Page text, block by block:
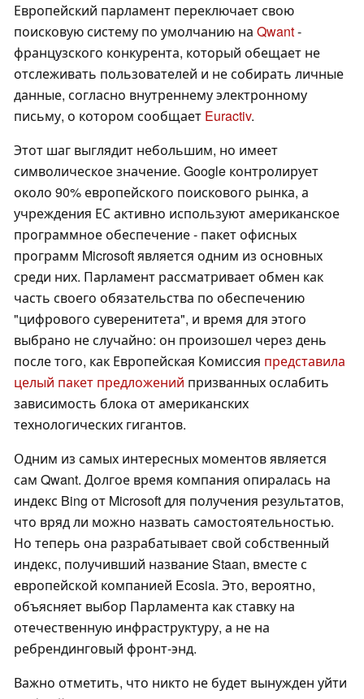
Европейский парламент переключает свою
поисковую систему по умолчанию на Qwant-
французского конкурента, который обещает не
отслеживать пользователей и не собирать личные
данные, согласно внутреннему электронному
письму, о котором сообщает Euractiv.
Этот шаг выглядит небольшим, но имеет
символическое значение. Google контролирует
около 90% европейского поискового рынка, а
учреждения ЕС активно используют американское
программное обеспечение - пакет офисных
программ Microsoft является одним из основных
среди них. Парламент рассматривает обмен как
часть своего обязательства по обеспечению
"цифрового суверенитета", и время для этого
выбрано не случайно: он произошел через день
после того, как Европейская Комиссия представила
целый пакет предложений призванных ослабить
зависимость блока от американских
технологических гигантов.
Одним из самых интересных моментов является
сам Qwant. Долгое время компания опиралась на
индекс Bing от Microsoft для получения результатов,
что вряд ли можно назвать самостоятельностью.
Но теперь она разрабатывает свой собственный
индекс, получивший название Staan, вместе с
европейской компанией Ecosia. Это, вероятно,
объясняет выбор Парламента как ставку на
отечественную инфраструктуру, а не на
ребрендинговый фронт-энд.
Важно отметить, что никто не будет вынужден уйти